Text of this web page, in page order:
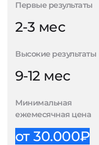
Первые результаты
2-3 мес
Высокие результаты
9-12 мес
Минимальная
ежемесячная цена
от 30.000₽